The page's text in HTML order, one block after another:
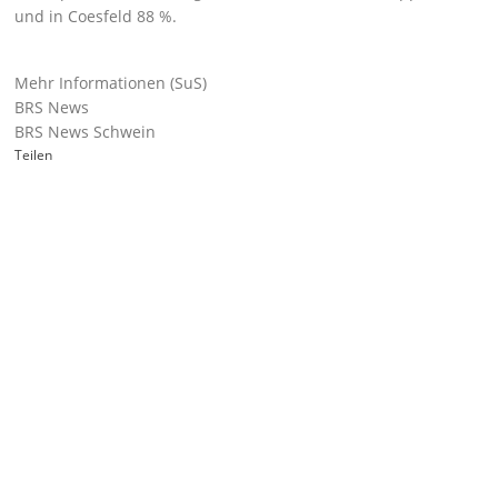
und in Coesfeld 88 %.
Mehr Informationen (SuS)
BRS News
BRS News Schwein
Teilen